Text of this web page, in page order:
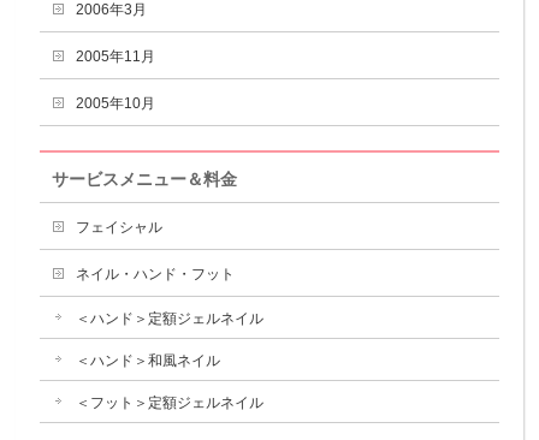
2006年3月
2005年11月
2005年10月
サービスメニュー＆料金
フェイシャル
ネイル・ハンド・フット
＜ハンド＞定額ジェルネイル
＜ハンド＞和風ネイル
＜フット＞定額ジェルネイル